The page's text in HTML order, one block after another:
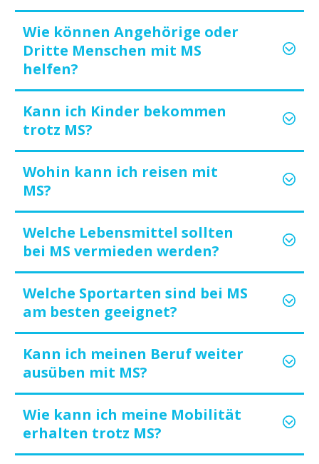
Wie können Angehörige oder
Dritte Menschen mit MS
helfen?
Kann ich Kinder bekommen
trotz MS?
Wohin kann ich reisen mit
MS?
Welche Lebensmittel sollten
bei MS vermieden werden?
Welche Sportarten sind bei MS
am besten geeignet?
Kann ich meinen Beruf weiter
ausüben mit MS?
Wie kann ich meine Mobilität
erhalten trotz MS?